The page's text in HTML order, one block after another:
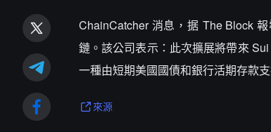
ChainCatcher 消息，据 The Block
鏈。該公司表示：此次擴展將帶來
一種由短期美國國債和銀行活期存款
來源